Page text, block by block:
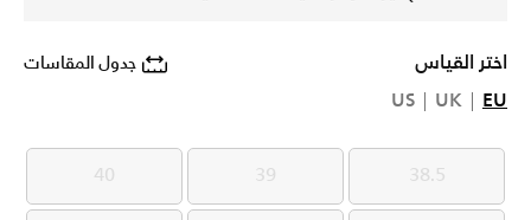
اختر القياس جدول المقاسات
EU
UK
US
38.5
38.5
39
39
40
40